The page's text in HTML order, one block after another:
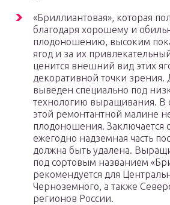
«Бриллиантовая», которая
благодаря хорошему и
плодоношению, высоким
ягод и за их
ценится внешний вид этих
декоративной точки
выведен специально под
технологию выращивания. В
этой ремонтантной малине
плодоношения. Заключается
ежегодно надземная часть
должна быть удалена.
под сортовым названием
рекомендуется для
Черноземного, а также
регионов России.